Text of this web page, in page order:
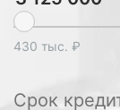
430 тыс. ₽
Срок